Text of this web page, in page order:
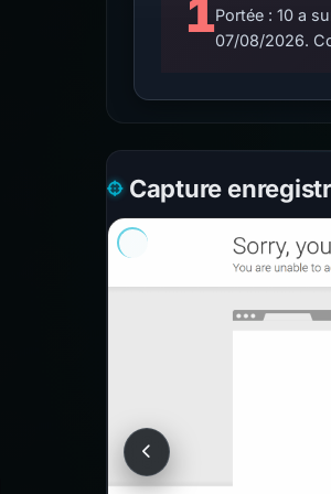
1Portée : 10 a
07/08/2026.
Capture